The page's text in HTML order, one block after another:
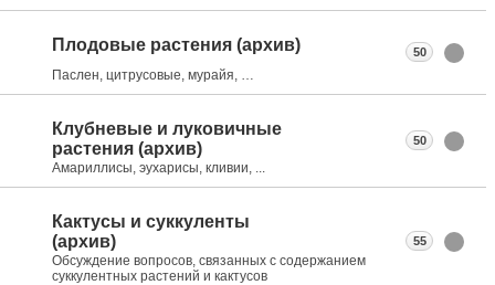
Плодовые растения (архив)
Паслен, цитрусовые, мурайя, …
50
Клубневые и луковичные
растения (архив)
Амариллисы, эухарисы, кливии, ...
50
Кактусы и суккуленты
(архив)
Обсуждение вопросов, связанных с содержанием
суккулентных растений и кактусов
55